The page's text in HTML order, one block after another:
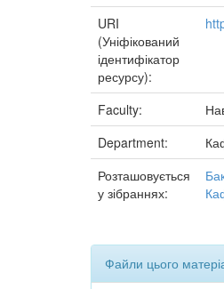
URI
(Уніфікований
ідентифікатор
ресурсу):
Faculty:
Department:
Розташовується
у зібраннях:
Файли цього